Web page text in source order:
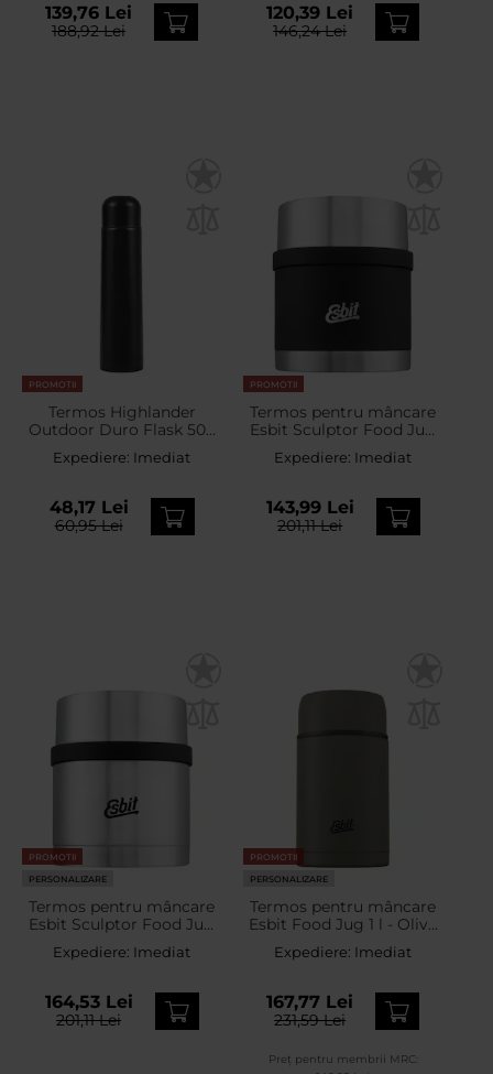
139,76 Lei
188,92 Lei
120,39 Lei
146,24 Lei
PROMOTII
Termos Highlander
Outdoor Duro Flask 500
ml - Black
Expediere: Imediat
48,17 Lei
60,95 Lei
PROMOTII
Termos pentru mâncare
Esbit Sculptor Food Jug
500 ml - Black
Expediere: Imediat
143,99 Lei
201,11 Lei
PROMOTII
PERSONALIZARE
Termos pentru mâncare
Esbit Sculptor Food Jug
500 ml - Stainless Steel
Expediere: Imediat
164,53 Lei
201,11 Lei
PROMOTII
PERSONALIZARE
Termos pentru mâncare
Esbit Food Jug 1 l - Olive
Green
Expediere: Imediat
167,77 Lei
231,59 Lei
Preț pentru membrii MRC: